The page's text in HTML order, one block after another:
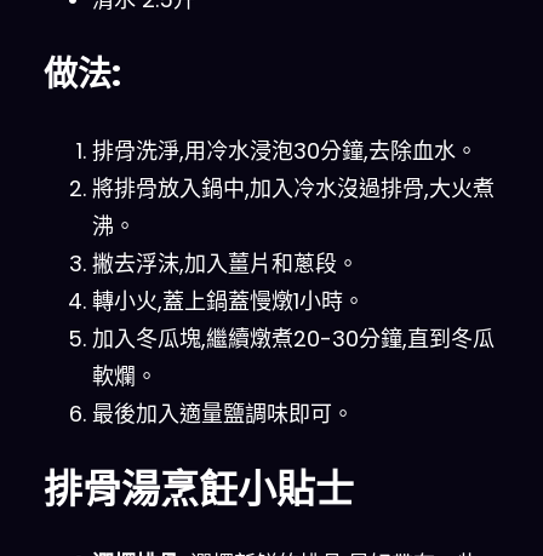
做法:
排骨洗淨,用冷水浸泡30分鐘,去除血水。
將排骨放入鍋中,加入冷水沒過排骨,大火煮
沸。
撇去浮沫,加入薑片和蔥段。
轉小火,蓋上鍋蓋慢燉1小時。
加入冬瓜塊,繼續燉煮20-30分鐘,直到冬瓜
軟爛。
最後加入適量鹽調味即可。
排骨湯烹飪小貼士